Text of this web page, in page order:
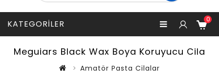
KATEGORILER 0
Meguiars Black Wax Boya Koruyucu Cila
Amatör Pasta Cilalar